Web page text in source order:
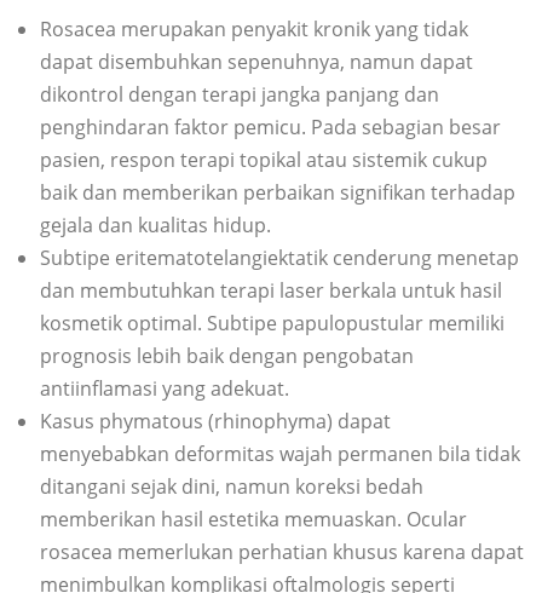
Rosacea merupakan penyakit kronik yang tidak
dapat disembuhkan sepenuhnya, namun dapat
dikontrol dengan terapi jangka panjang dan
penghindaran faktor pemicu. Pada sebagian besar
pasien, respon terapi topikal atau sistemik cukup
baik dan memberikan perbaikan signifikan terhadap
gejala dan kualitas hidup.
Subtipe eritematotelangiektatik cenderung menetap
dan membutuhkan terapi laser berkala untuk hasil
kosmetik optimal. Subtipe papulopustular memiliki
prognosis lebih baik dengan pengobatan
antiinflamasi yang adekuat.
Kasus phymatous (rhinophyma) dapat
menyebabkan deformitas wajah permanen bila tidak
ditangani sejak dini, namun koreksi bedah
memberikan hasil estetika memuaskan. Ocular
rosacea memerlukan perhatian khusus karena dapat
menimbulkan komplikasi oftalmologis seperti